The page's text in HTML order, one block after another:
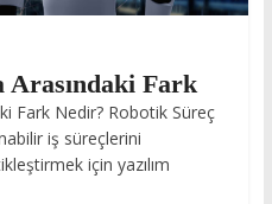
Arasındaki Fark
Fark Nedir? Robotik Süreç
iş süreçlerini
için yazılım